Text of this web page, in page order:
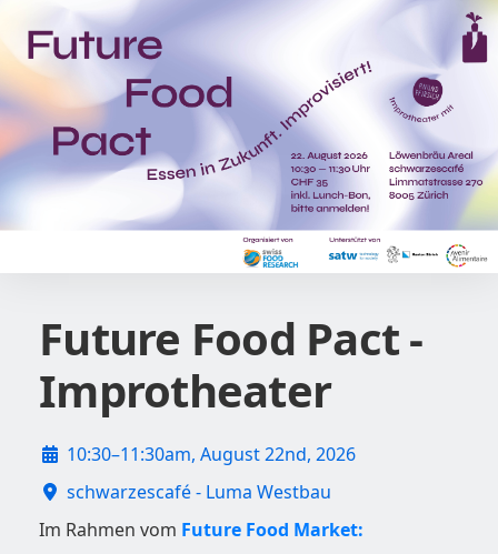
Future Food Pact -
Improtheater
10:30–11:30am, August 22nd, 2026
schwarzescafé - Luma Westbau
Im Rahmen vom Future Food Market: